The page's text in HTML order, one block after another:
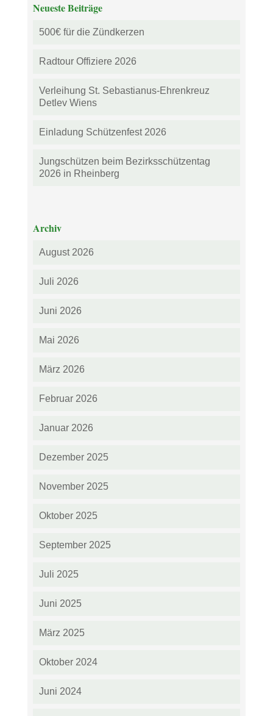
Neueste Beiträge
500€ für die Zündkerzen
Radtour Offiziere 2026
Verleihung St. Sebastianus-Ehrenkreuz
Detlev Wiens
Einladung Schützenfest 2026
Jungschützen beim Bezirksschützentag
2026 in Rheinberg
Archiv
August 2026
Juli 2026
Juni 2026
Mai 2026
März 2026
Februar 2026
Januar 2026
Dezember 2025
November 2025
Oktober 2025
September 2025
Juli 2025
Juni 2025
März 2025
Oktober 2024
Juni 2024